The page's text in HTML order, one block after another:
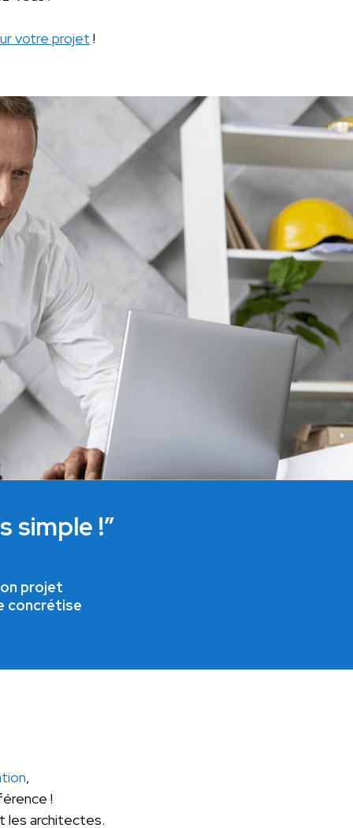
votre projet !
simple !”
projet
concrétise
,
!
les architectes.